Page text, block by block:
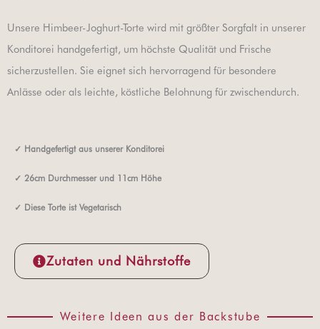
Unsere Himbeer-Joghurt-Torte wird mit größter Sorgfalt in unserer
Konditorei handgefertigt, um höchste Qualität und Frische
sicherzustellen. Sie eignet sich hervorragend für besondere
Anlässe oder als leichte, köstliche Belohnung für zwischendurch.
✓ Handgefertigt aus unserer Konditorei
✓ 26cm Durchmesser und 11cm Höhe
✓ Diese Torte ist Vegetarisch
Zutaten und Nährstoffe
Weitere Ideen aus der Backstube